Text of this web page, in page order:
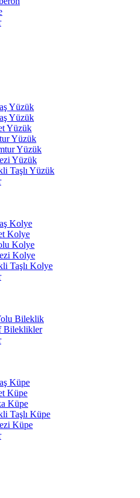
Yüzük
Yüzük
Yüzük
Yüzük
Yüzük
Yüzük
Taşlı Yüzük
Kolye
Kolye
Kolye
Kolye
Taşlı Kolye
Bileklik
Bileklikler
Küpe
Küpe
Küpe
Taşlı Küpe
Küpe